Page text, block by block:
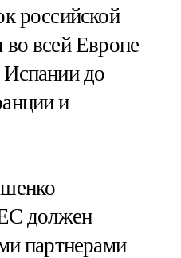
российской
всей Европе
до
и
должен
партнерами